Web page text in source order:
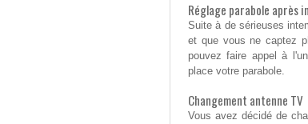
Réglage parabole après
Suite à de sérieuses
et que vous ne captez
pouvez faire appel à
place votre parabole.
Changement antenne TV
Vous avez décidé de